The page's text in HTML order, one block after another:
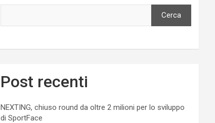
Cerca
Post recenti
NEXTING, chiuso round da oltre 2 milioni per lo sviluppo
di SportFace